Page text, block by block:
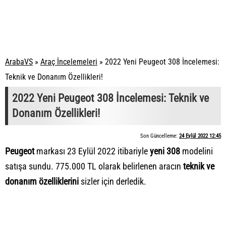
ArabaVS » Araç İncelemeleri » 2022 Yeni Peugeot 308 İncelemesi:
Teknik ve Donanım Özellikleri!
2022 Yeni Peugeot 308 İncelemesi: Teknik ve
Donanım Özellikleri!
Son Güncelleme: 24 Eylül 2022 12:45
Peugeotmarkası 23 Eylül 2022 itibariyleyeni 308 modelini
satışa sundu. 775.000 TL olarak belirlenen aracın teknik ve
donanım özelliklerini sizler için derledik.